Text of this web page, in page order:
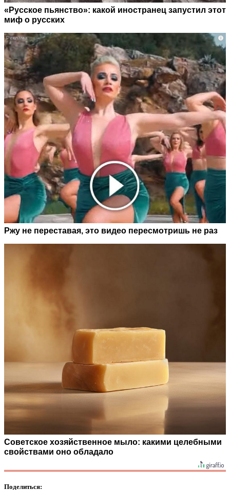
«Русское пьянство»: какой иностранец запустил этот
миф о русских
i
Ржу не переставая, это видео пересмотришь не раз
Советское хозяйственное мыло: какими целебными
свойствами оно обладало
Поделиться: